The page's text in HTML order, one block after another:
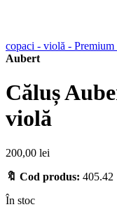
copaci - violă -
Aubert
Căluș
violă
200,00 lei
🔖 Cod produs: 405.42
În stoc